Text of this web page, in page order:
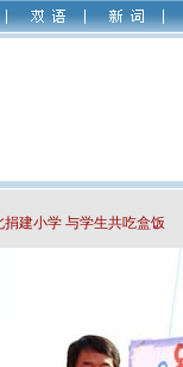
捐建小学 与学生共吃盒饭